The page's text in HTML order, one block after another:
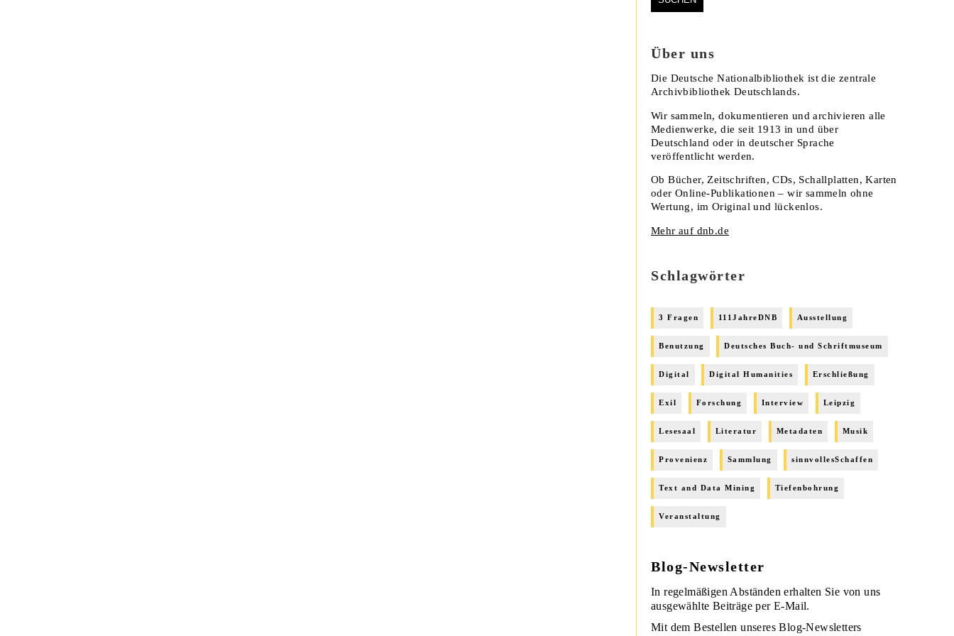
Über uns
Die Deutsche Nationalbibliothek ist die zentrale
Archivbibliothek Deutschlands.
Wir sammeln, dokumentieren und archivieren alle
Medienwerke, die seit 1913 in und über
Deutschland oder in deutscher Sprache
veröffentlicht werden.
Ob Bücher, Zeitschriften, CDs, Schallplatten, Karten
oder Online-Publikationen – wir sammeln ohne
Wertung, im Original und lückenlos.
Mehr auf dnb.de
Schlagwörter
3 Fragen 111JahreDNB Ausstellung
Benutzung Deutsches Buch- und Schriftmuseum
Digital Digital Humanities Erschließung
Exil Forschung Interview Leipzig
Lesesaal Literatur Metadaten Musik
Provenienz Sammlung sinnvollesSchaffen
Text and Data Mining Tiefenbohrung
Veranstaltung
Blog-Newsletter
In regelmäßigen Abständen erhalten Sie von uns
ausgewählte Beiträge per E-Mail.
Mit dem Bestellen unseres Blog-Newsletters